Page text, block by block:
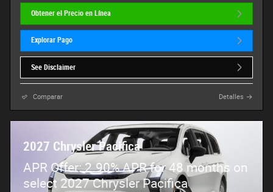
Obtener el Precio en Línea
Explorar Pago
See Disclaimer
Comparar Detalles
2027 Chrysler Pacifica
APR Offer: 2.90% APR for 48 months on
select 2027 Chrysler Pacifica